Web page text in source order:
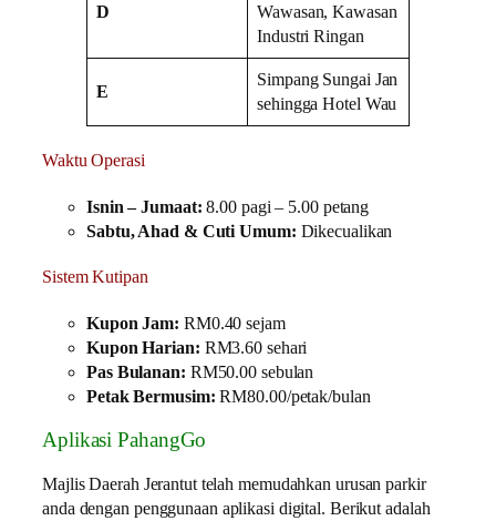
D
Wawasan, Kawasan
Industri Ringan
E
Simpang Sungai Jan
sehingga Hotel Wau
Waktu Operasi
Isnin – Jumaat: 8.00 pagi – 5.00 petang
Sabtu, Ahad & Cuti Umum: Dikecualikan
Sistem Kutipan
Kupon Jam: RM0.40 sejam
Kupon Harian: RM3.60 sehari
Pas Bulanan: RM50.00 sebulan
Petak Bermusim: RM80.00/petak/bulan
Aplikasi PahangGo
Majlis Daerah Jerantut telah memudahkan urusan parkir
anda dengan penggunaan aplikasi digital. Berikut adalah